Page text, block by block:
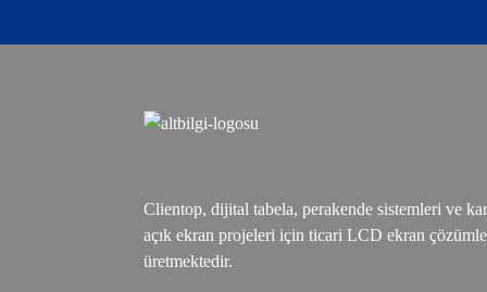
Clientop, dijital tabela, perakende sistemleri ve
açık ekran projeleri için ticari LCD ekran
üretmektedir.